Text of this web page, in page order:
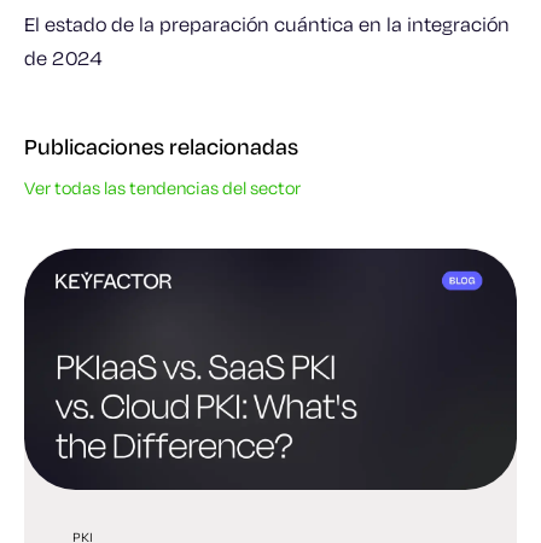
El estado de la preparación cuántica en la integración
de 2024
Publicaciones relacionadas
Ver todas las tendencias del sector
PKI
PKI
PQC